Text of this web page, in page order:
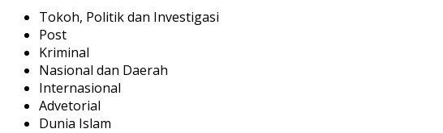
Tokoh, Politik dan Investigasi
Post
Kriminal
Nasional dan Daerah
Internasional
Advetorial
Dunia Islam